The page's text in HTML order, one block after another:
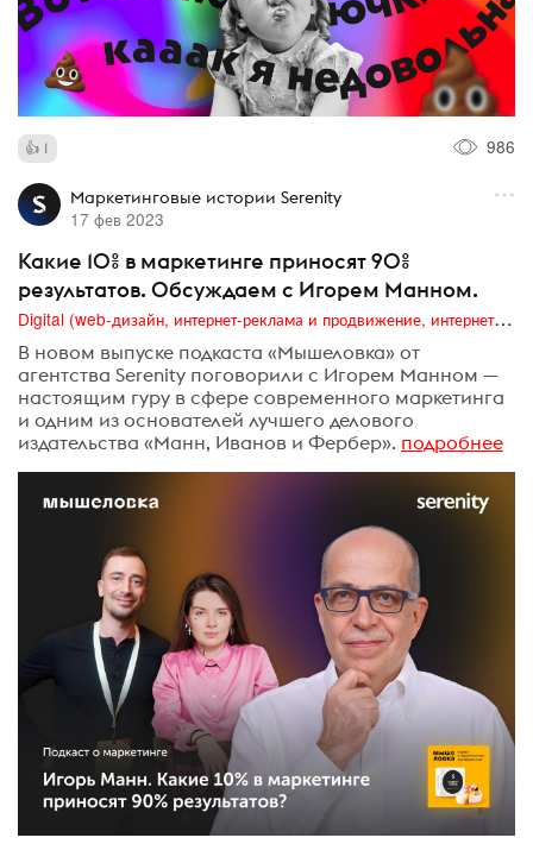
1 986
Маркетинговые истории Serenity
17 фев 2023
Какие 10% в маркетинге приносят 90%
результатов. Обсуждаем с Игорем Манном.
Digital (web-дизайн, интернет-реклама и продвижение, интернет-сообщества и блоги, интернет-коммуникации, мобильный маркетинг, реклама на цифровых экранах)
В новом выпуске подкаста «Мышеловка» от
агентства Serenity поговорили с Игорем Манном —
настоящим гуру в сфере современного маркетинга
и одним из основателей лучшего делового
издательства «Манн, Иванов и Фербер». подробнее